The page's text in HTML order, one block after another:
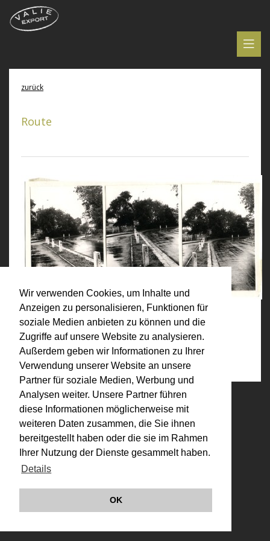
Wir verwenden Cookies, um Inhalte und
Anzeigen zu personalisieren, Funktionen für
soziale Medien anbieten zu können und die
Zugriffe auf unsere Website zu analysieren.
Außerdem geben wir Informationen zu Ihrer
Verwendung unserer Website an unsere
Partner für soziale Medien, Werbung und
Analysen weiter. Unsere Partner führen
diese Informationen möglicherweise mit
weiteren Daten zusammen, die Sie ihnen
bereitgestellt haben oder die sie im Rahmen
Ihrer Nutzung der Dienste gesammelt haben.
Details
OK
zurück
Route
Kategorien:
1970-1979 (Auswahl), Fotografie (Auswahl),Werke
© VALIE EXPORT 2026
Impressum |
Datenschutz
Links